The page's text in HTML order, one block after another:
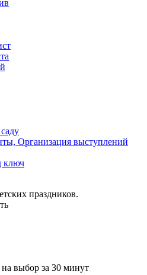
Организация выступлений
ключ
праздников.
выбор за 30 минут